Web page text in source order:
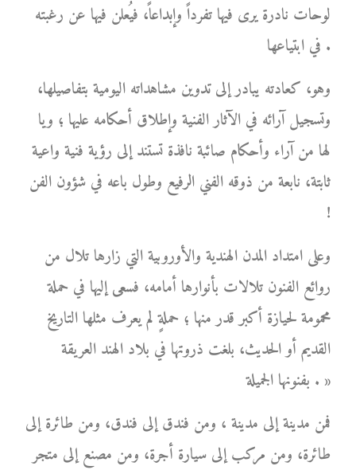
لوحات نادرة يرى فيها تفرداً وإبداعاً، فيُعلن فيها عن رغبته
في ابتياعها .
وهو، كعادته يبادر إلى تدوين مشاهداته اليومية بتفاصيلها،
وتسجيل آرائه في الآثار الفنية وإطلاق أحكامه عليها ؛ ويا
لها من آراء وأحكام صائبة نافذة تستند إلى رؤية فنية واعية
ثابتة، نابعة من ذوقه الفني الرفيع وطول باعه في شؤون الفن
!
وعلى امتداد المدن الهندية والأوروبية التي زارها تلال من
روائع الفنون تلالات بأنوارها أمامه، فسعى إليها في حملة
محمومة لحيازة أكبر قدر منها ؛ حملةٍ لم يعرف مثلها التاريخ
القديم أو الحديث، بلغت ذروتها في بلاد الهند العريقة
بفنونها الجميلة . »
فمن مدينة إلى مدينة ، ومن فندق إلى فندق، ومن طائرة إلى
طائرة، ومن مركب إلى سيارة أجرة، ومن مصنع إلى متجر